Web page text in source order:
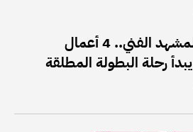
رحمة أحمد تتصدر المشهد الفني.. 4 أعمال
رحلة البطولة المطلقة